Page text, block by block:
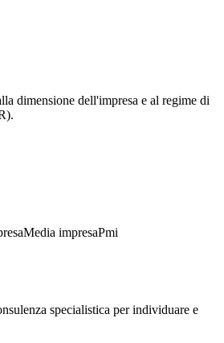
dimensione dell'impresa e al regime di
Media impresaPmi
specialistica per individuare e